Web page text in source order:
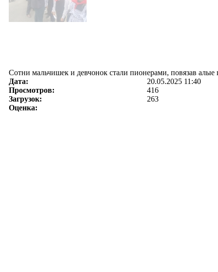
Сотни мальчишек и девчонок стали пионерами, повязав алые
Дата:
20.05.2025 11:40
Просмотров:
416
Загрузок:
263
Оценка: